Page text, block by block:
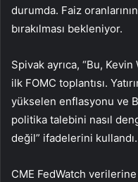
durumda. Faiz
bırakılması bekleniyor.
Spivak ayrıca, “Bu,
ilk FOMC toplantısı.
yükselen enflasyonu ve
politika talebini nasıl
değil” ifadelerini kullandı.
CME FedWatch verilerine